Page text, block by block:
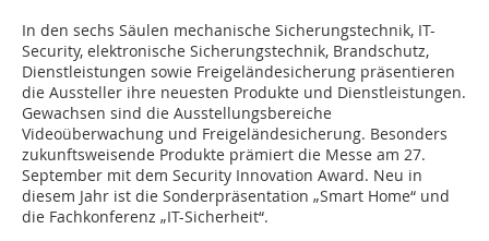
In den sechs Säulen mechanische Sicherungstechnik, IT-
Security, elektronische Sicherungstechnik, Brandschutz,
Dienstleistungen sowie Freigeländesicherung präsentieren
die Aussteller ihre neuesten Produkte und Dienstleistungen.
Gewachsen sind die Ausstellungsbereiche
Videoüberwachung und Freigeländesicherung. Besonders
zukunftsweisende Produkte prämiert die Messe am 27.
September mit dem Security Innovation Award. Neu in
diesem Jahr ist die Sonderpräsentation „Smart Home“ und
die Fachkonferenz „IT-Sicherheit“.